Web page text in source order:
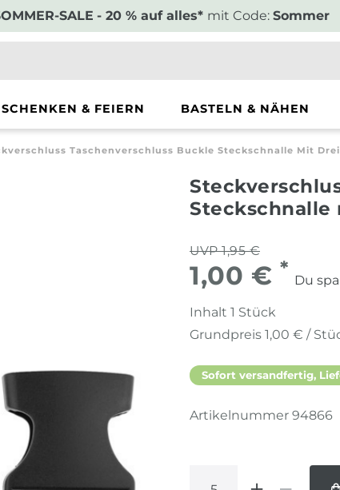
SALE - 20 % auf alles* mit Code: Sommer
SCHENKEN & FEIERN BASTELN & NÄHEN
Taschenverschluss Buckle Steckschnalle Mit
Steckschnalle
UVP 1,95 €
1,00 € *
Du
Inhalt 1 Stück
Grundpreis 1,00 € /
Sofort versandfertig,
Artikelnummer 94866